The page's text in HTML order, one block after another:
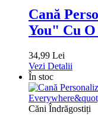
Cană
You" Cu O
34,99 Lei
Vezi Detalii
În stoc
Căni Îndrăgostiți